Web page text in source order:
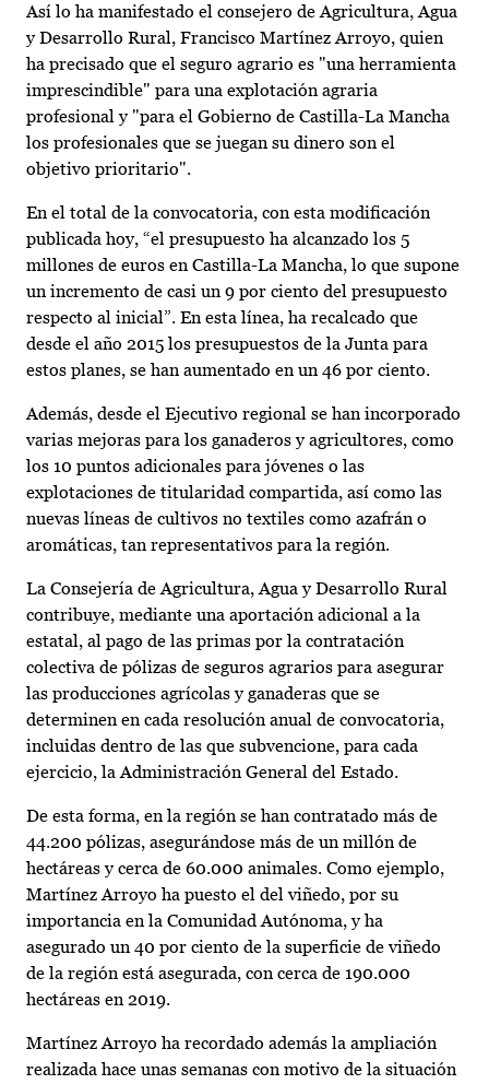
Así lo ha manifestado el consejero de Agricultura, Agua
y Desarrollo Rural, Francisco Martínez Arroyo, quien
ha precisado que el seguro agrario es "una herramienta
imprescindible" para una explotación agraria
profesional y "para el Gobierno de Castilla-La Mancha
los profesionales que se juegan su dinero son el
objetivo prioritario".
En el total de la convocatoria, con esta modificación
publicada hoy, “el presupuesto ha alcanzado los 5
millones de euros en Castilla-La Mancha, lo que supone
un incremento de casi un 9 por ciento del presupuesto
respecto al inicial”. En esta línea, ha recalcado que
desde el año 2015 los presupuestos de la Junta para
estos planes, se han aumentado en un 46 por ciento.
Además, desde el Ejecutivo regional se han incorporado
varias mejoras para los ganaderos y agricultores, como
los 10 puntos adicionales para jóvenes o las
explotaciones de titularidad compartida, así como las
nuevas líneas de cultivos no textiles como azafrán o
aromáticas, tan representativos para la región.
La Consejería de Agricultura, Agua y Desarrollo Rural
contribuye, mediante una aportación adicional a la
estatal, al pago de las primas por la contratación
colectiva de pólizas de seguros agrarios para asegurar
las producciones agrícolas y ganaderas que se
determinen en cada resolución anual de convocatoria,
incluidas dentro de las que subvencione, para cada
ejercicio, la Administración General del Estado.
De esta forma, en la región se han contratado más de
44.200 pólizas, asegurándose más de un millón de
hectáreas y cerca de 60.000 animales. Como ejemplo,
Martínez Arroyo ha puesto el del viñedo, por su
importancia en la Comunidad Autónoma, y ha
asegurado un 40 por ciento de la superficie de viñedo
de la región está asegurada, con cerca de 190.000
hectáreas en 2019.
Martínez Arroyo ha recordado además la ampliación
realizada hace unas semanas con motivo de la situación